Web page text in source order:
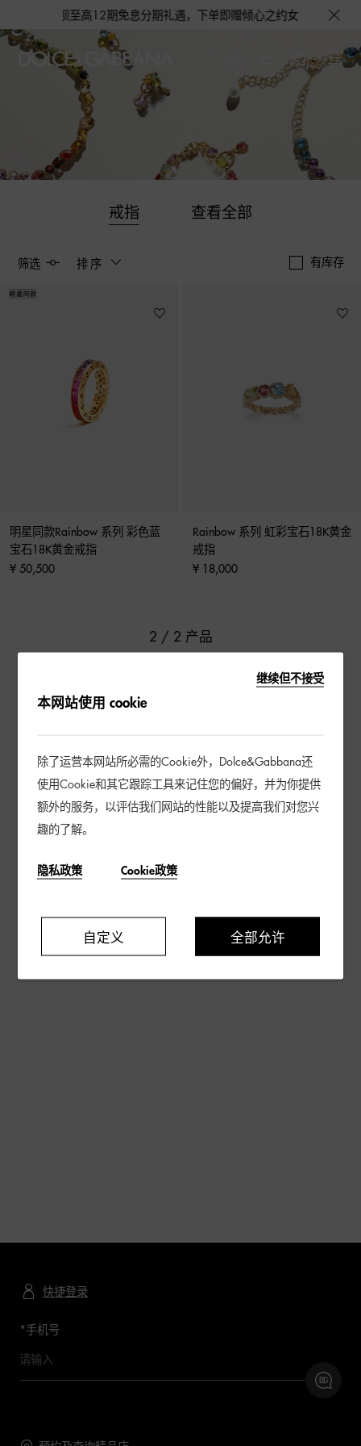
花呗至高12期免息分期礼遇，下单即赠倾心之约女士香水随行装
戒指 查看全部
筛选 排序 有库存
明星同款Rainbow 系列 彩色蓝
宝石18K黄金戒指
¥ 50,500
Rainbow 系列 虹彩宝石18K黄金
戒指
¥ 18,000
2 / 2 产品
快捷登录
*手机号
继续但不接受
本网站使用 cookie
除了运营本网站所必需的Cookie外，Dolce&Gabbana还
使用Cookie和其它跟踪工具来记住您的偏好，并为你提供
额外的服务，以评估我们网站的性能以及提高我们对您兴
趣的了解。
隐私政策 Cookie政策
自定义 全部允许